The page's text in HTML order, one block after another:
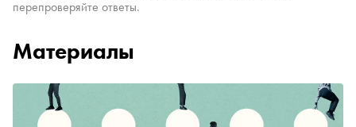
перепроверяйте ответы.
Материалы